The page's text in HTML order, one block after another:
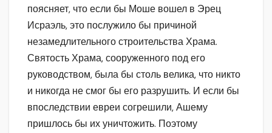
поясняет, что если бы Моше вошел в Эрец
Исраэль, это послужило бы причиной
незамедлительного строительства Храма.
Святость Храма, сооруженного под его
руководством, была бы столь велика, что никто
и никогда не смог бы его разрушить. И если бы
впоследствии евреи согрешили, Ашему
пришлось бы их уничтожить. Поэтому